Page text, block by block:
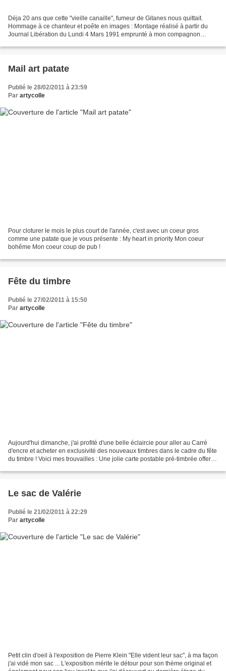
Déja 20 ans que cette ''vieille canaille", fumeur de Gitanes nous quittait.
Hommage à ce chanteur et poête en images : Montage réalisé à partir du
Journal Libération du Lundi 4 Mars 1991 emprunté à mon compagnon
Mail art patate
Publié le 28/02/2011 à 23:59
Par artycolle
Pour cloturer le mois le plus court de l'année, c'est avec un coeur gros
comme une patate que je vous présente : My heart in priority Mon coeur
bohême Mon coeur coup de pub !
Fête du timbre
Publié le 27/02/2011 à 15:50
Par artycolle
Aujourd'hui dimanche, j'ai profité d'une belle éclaircie pour aller au Carré
d'encre et acheter en exclusivité des nouveaux timbres dans le cadre du fête
du timbre ! Voici mes trouvailles : Une jolie carte postable pré-timbrée offerte
Le sac de Valérie
Publié le 21/02/2011 à 22:29
Par artycolle
Petit clin d'oeil à l'exposition de Pierre Klein "Elle vident leur sac", à ma façon
j'ai vidé mon sac ... L'exposition mérite le détour pour son thème original et